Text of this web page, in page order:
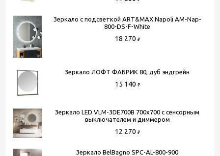
Зеркало с подсветкой ART&MAX Napoli AM-Nap-
800-DS-F-White
18 270 ₽
Зеркало ЛОФТ ФАБРИК 80, дуб эндгрейн
15 140 ₽
Зеркало LED VLM-3DE700B 700x700 c сенсорным
выключателем и диммером
12 270 ₽
Зеркало BelBagno SPC-AL-800-900